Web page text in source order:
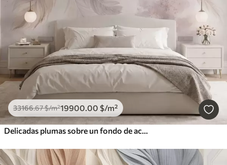
33166.67$/m²19900.00 $/m²
Delicadas plumas sobre un fondo de acuarela en tonos pastel